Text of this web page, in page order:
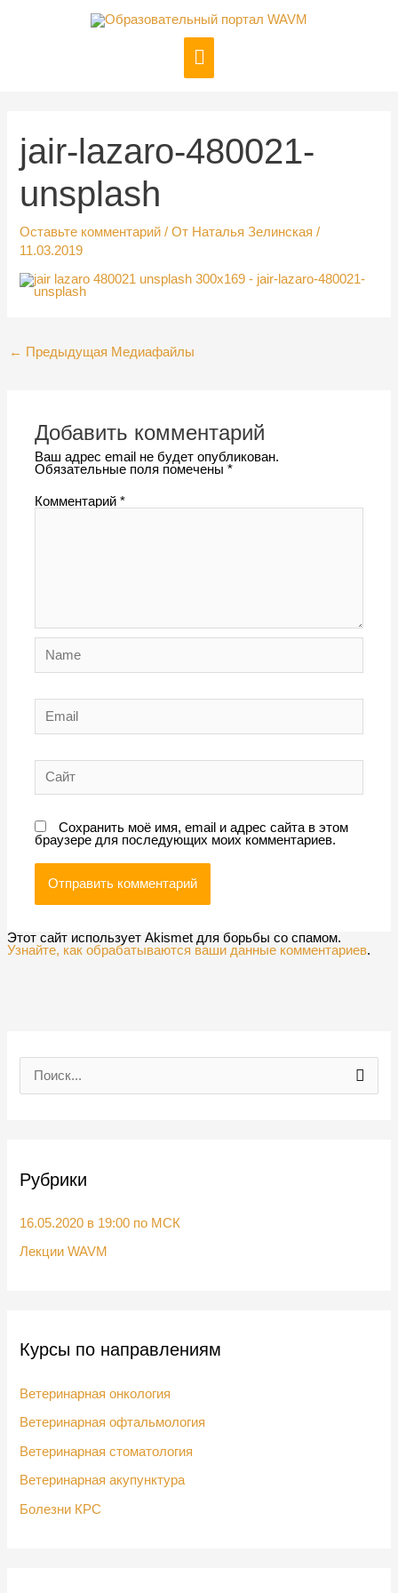
Главное
меню
jair-lazaro-480021-
unsplash
Оставьте комментарий / От Наталья Зелинская/
11.03.2019
← Предыдущая Медиафайлы
Добавить комментарий
Ваш адрес email не будет опубликован.
Обязательные поля помечены*
Комментарий*
Name
Email
Сайт
Сохранить моё имя, email и адрес сайта в этом
браузере для последующих моих комментариев.
Этот сайт использует Akismet для борьбы со спамом.
Узнайте, как обрабатываются ваши данные комментариев.
к
Рубрики
16.05.2020 в 19:00 по МСК
Лекции WAVM
Курсы по направлениям
Ветеринарная онкология
Ветеринарная офтальмология
Ветеринарная стоматология
Ветеринарная акупунктура
Болезни КРС